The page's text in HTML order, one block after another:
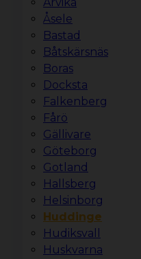
Arvika
Åsele
Bastad
Båtskärsnäs
Boras
Docksta
Falkenberg
Fårö
Gällivare
Göteborg
Gotland
Hallsberg
Helsinborg
Huddinge
Hudiksvall
Huskvarna